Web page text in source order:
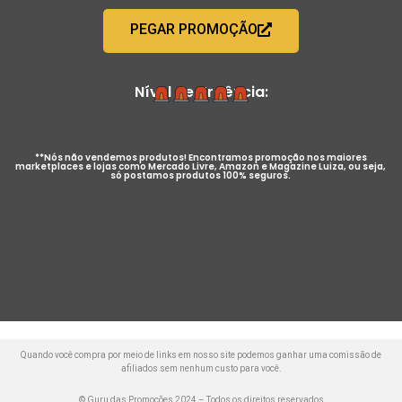
PEGAR PROMOÇÃO
Nível de Urgência:
**Nós não vendemos produtos! Encontramos promoção nos maiores
marketplaces e lojas como Mercado Livre, Amazon e Magazine Luiza, ou seja,
só postamos produtos 100% seguros.
Quando você compra por meio de links em nosso site podemos ganhar uma comissão de
afiliados sem nenhum custo para você.
© Guru das Promoções 2024 – Todos os direitos reservados